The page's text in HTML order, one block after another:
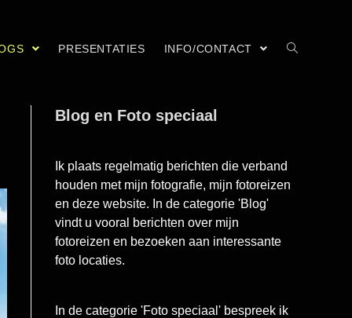
PRESENTATIES INFO/CONTACT
Blog en Foto speciaal
Ik plaats regelmatig berichten die verband
houden met mijn fotografie, mijn fotoreizen
en deze website. In de categorie 'Blog'
vindt u vooral berichten over mijn
fotoreizen en bezoeken aan interessante
foto locaties.
In de categorie 'Foto speciaal' bespreek ik